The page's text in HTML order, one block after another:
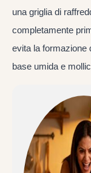
una griglia di
completamente
evita la formazione
base umida e